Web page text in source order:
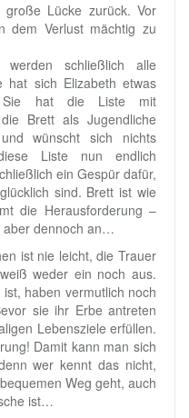
Lücke zurück. Vor
dem Verlust mächtig zu
werden schließlich alle
sich Elizabeth etwas
Sie hat die Liste mit
Brett als Jugendliche
wünscht sich nichts
Liste nun endlich
ein Gespür dafür,
sind. Brett ist wie
die Herausforderung –
aber dennoch an…
ist nie leicht, die Trauer
weder ein noch aus.
haben vermutlich noch
sie ihr Erbe antreten
Lebensziele erfüllen.
Damit kann man sich
wer kennt das nicht,
Weg geht, auch
ist…